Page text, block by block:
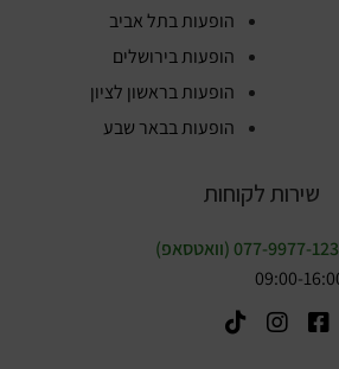
הופעות בתל אביב
הופעות בירושלים
הופעות בראשון לציון
הופעות בבאר שבע
שירות לקוחות
077-9977-123 (וואטסאפ)